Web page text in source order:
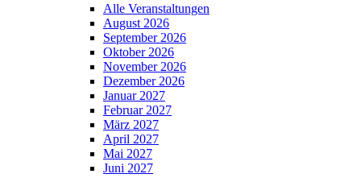
Alle Veranstaltungen
August 2026
September 2026
Oktober 2026
November 2026
Dezember 2026
Januar 2027
Februar 2027
März 2027
April 2027
Mai 2027
Juni 2027